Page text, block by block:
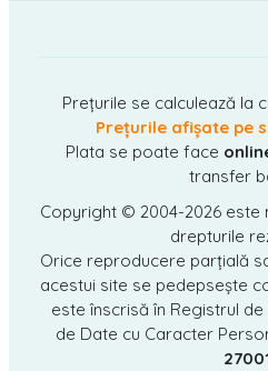
Prețurile se calculează la
Prețurile afișate pe
Plata se poate face
transfer
Copyright © 2004-2026 este
drepturile
Orice reproducere parțială
acestui site se pedepsește
este înscrisă în Registrul
de Date cu Caracter